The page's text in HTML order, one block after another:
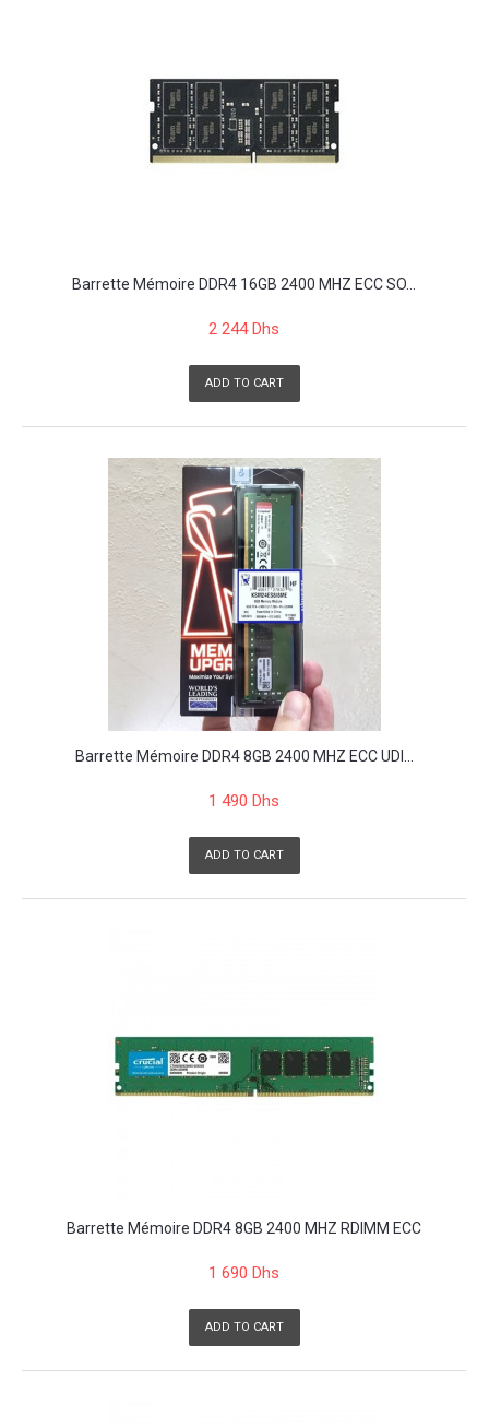
Barrette Mémoire DDR4 16GB 2400 MHZ ECC SO...
2 244 Dhs
ADD TO CART
Barrette Mémoire DDR4 8GB 2400 MHZ ECC UDI...
1 490 Dhs
ADD TO CART
Barrette Mémoire DDR4 8GB 2400 MHZ RDIMM ECC
1 690 Dhs
ADD TO CART